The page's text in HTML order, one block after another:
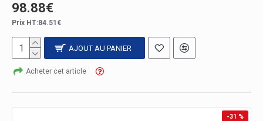
98.88€
Prix HT:84.51€
AJOUT AU PANIER
Acheter cet article
-31 %